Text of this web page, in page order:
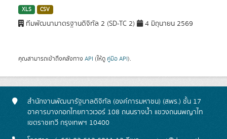
XLS CSV
ทีมพัฒนามาตรฐานดิจิทัล 2 (SD-TC 2) 4 มิถุนายน 2569
คุณสามารถเข้าถึงคลังทาง API (ให้ดู คู่มือ API).
สำนักงานพัฒนารัฐบาลดิจิทัล (องค์การมหาชน) (สพร.) ชั้น 17
อาคารบางกอกไทยทาวเวอร์ 108 ถนนรางน้ำ แขวงถนนพญาไท
เขตราชเทวี กรุงเทพฯ 10400